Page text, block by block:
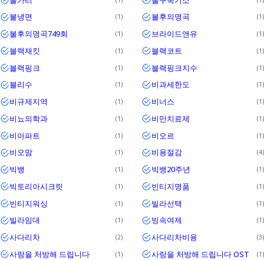
불냉면 1 불후의명곡 1
불후의명곡749회 1 브라이드앤유 1
블랙재킷 1 블랙코트 1
블랙핑크 1 블랙핑크지수 1
블리수 1 비과세한도 1
비규제지역 1 비너스 1
비뇨의학과 1 비만치료제 1
비아파트 1 비오르 1
비오맘 1 비용절감 4
빅뱅 1 빅뱅20주년 1
빅토리아시크릿 1 빈티지명품 1
빈티지워싱 1 빌라선택 1
빌라임대 1 빙속여제 1
사다리차 2 사다리차비용 3
사랑을 처방해 드립니다 1 사랑을 처방해 드립니다 OST 1